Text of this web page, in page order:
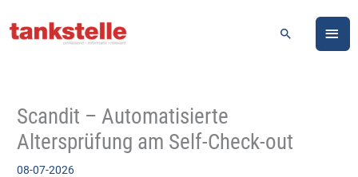
Inhalt
Suchen
Scandit – Automatisierte
Altersprüfung am Self-Check-out
08-07-2026